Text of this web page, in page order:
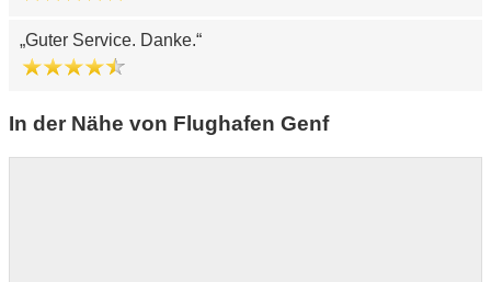
Guter Service. Danke.
In der Nähe von Flughafen Genf